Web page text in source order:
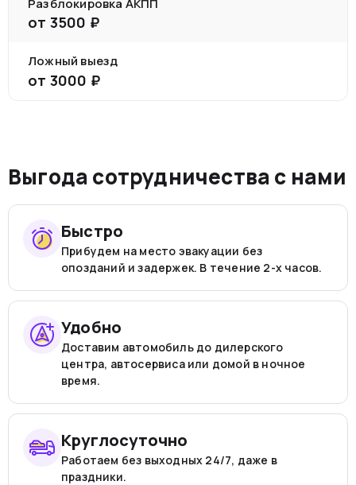
от 3500 ₽
Ложный выезд
от 3000 ₽
Выгода сотрудничества с нами
Быстро
Прибудем на место эвакуации без
опозданий и задержек. В течение 2-х часов.
Удобно
Доставим автомобиль до дилерского
центра, автосервиса или домой в ночное
время.
Круглосуточно
Работаем без выходных 24/7, даже в
праздники.